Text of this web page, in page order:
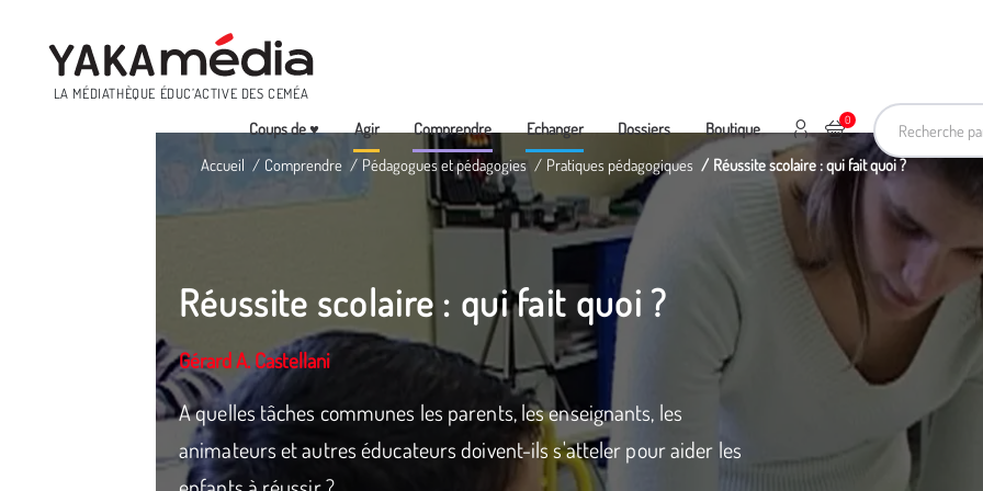
LA MÉDIATHÈQUE ÉDUC’ACTIVE DES CEMÉA
Recherche
Menu
Coups de ♥ Agir Comprendre Echanger Dossiers Boutique 0
Ajouter au panier
Mon compte
Accueil Comprendre Pédagogues et pédagogies Pratiques pédagogiques Réussite scolaire : qui fait quoi ?
Réussite scolaire : qui fait quoi ?
Gérard A. Castellani
A quelles tâches communes les parents, les enseignants, les
animateurs et autres éducateurs doivent-ils s'atteler pour aider les